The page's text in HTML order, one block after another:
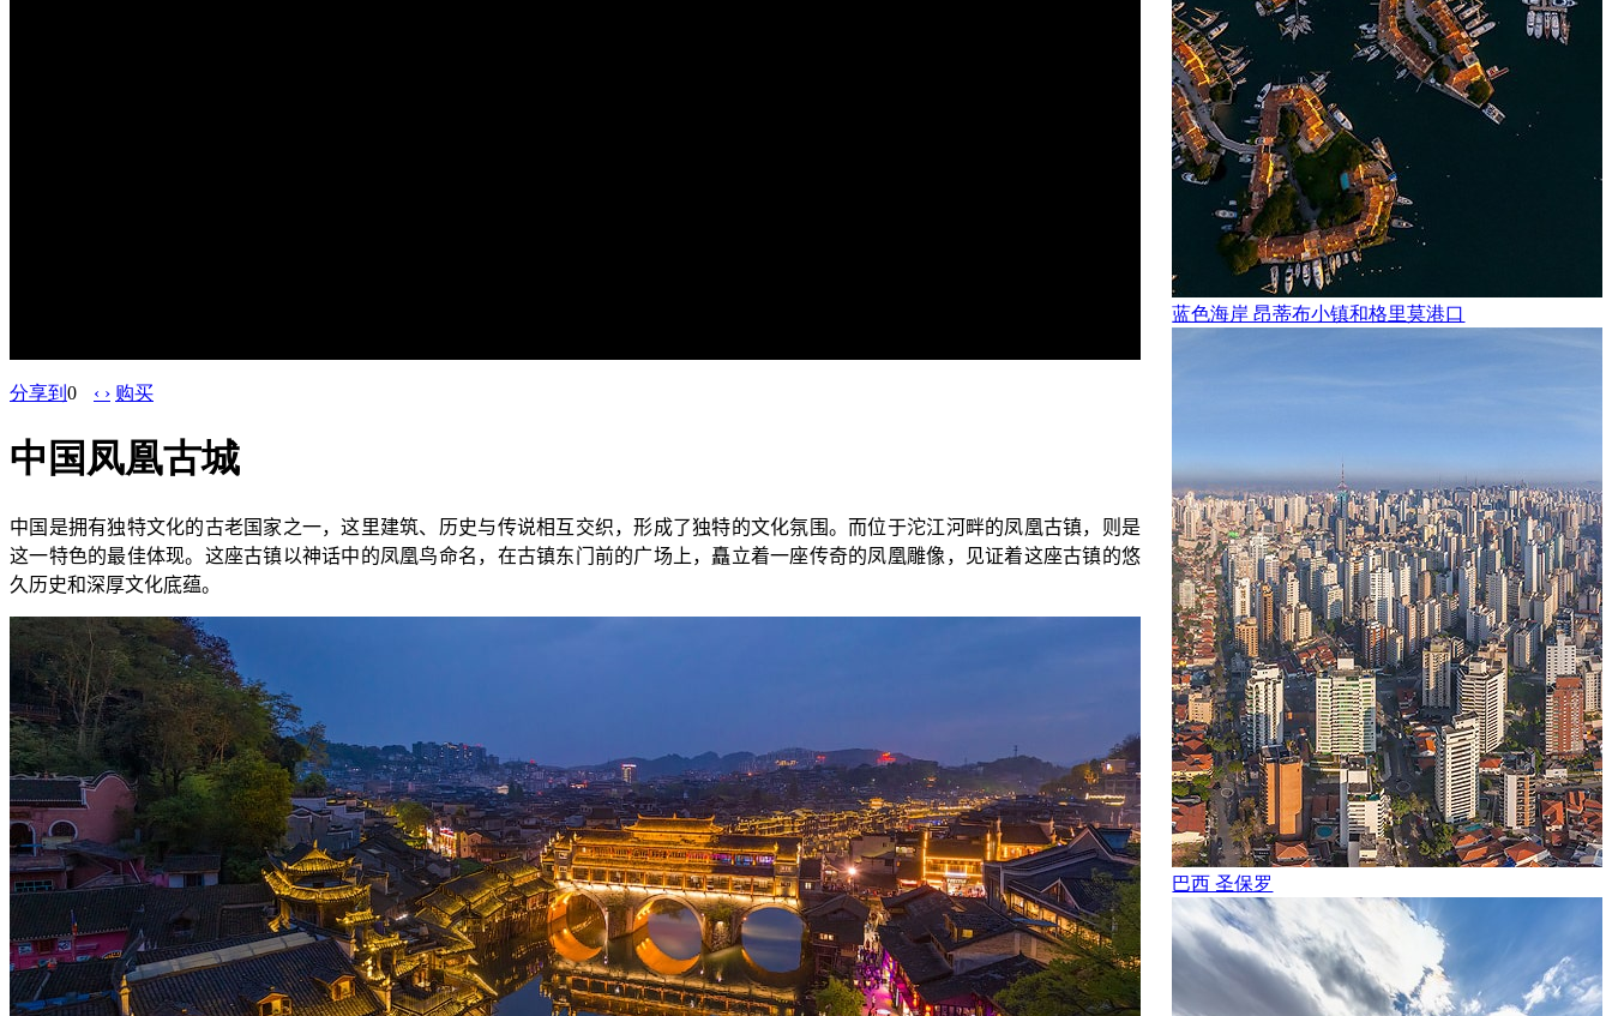
分享到 0 ‹ › 购买
中国凤凰古城
中国是拥有独特文化的古老国家之一，这里建筑、历史与传说相互交织，形成了独特的文化氛围。而位于沱江河畔的凤凰古镇，则是
这一特色的最佳体现。这座古镇以神话中的凤凰鸟命名，在古镇东门前的广场上，矗立着一座传奇的凤凰雕像，见证着这座古镇的悠
久历史和深厚文化底蕴。
蓝色海岸 昂蒂布小镇和格里莫港口
巴西 圣保罗